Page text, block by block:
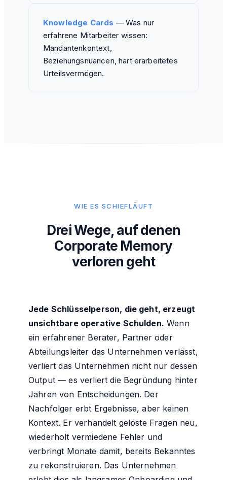
Knowledge Cards — Was nur
erfahrene Mitarbeiter wissen:
Mandantenkontext,
Beziehungsnuancen, hart erarbeitetes
Urteilsvermögen.
WIE ES SCHIEFLÄUFT
Drei Wege, auf denen
Corporate Memory
verloren geht
Jede Schlüsselperson, die geht, erzeugt
unsichtbare operative Schulden. Wenn
ein erfahrener Berater, Partner oder
Abteilungsleiter das Unternehmen verlässt,
verliert das Unternehmen nicht nur dessen
Output — es verliert die Begründung hinter
Jahren von Entscheidungen. Der
Nachfolger erbt Ergebnisse, aber keinen
Kontext. Er verhandelt gelöste Fragen neu,
wiederholt vermiedene Fehler und
verbringt Monate damit, bereits Bekanntes
zu rekonstruieren. Das Unternehmen